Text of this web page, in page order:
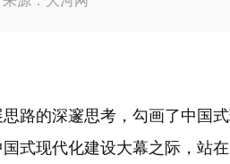
的深邃思考，勾画了中国
式现代化建设大幕之际，站